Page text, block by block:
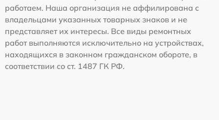
работаем. Наша организация не аффилирована с
владельцами указанных товарных знаков и не
представляет их интересы. Все виды ремонтных
работ выполняются исключительно на устройствах,
находящихся в законном гражданском обороте, в
соответствии со ст. 1487 ГК РФ.